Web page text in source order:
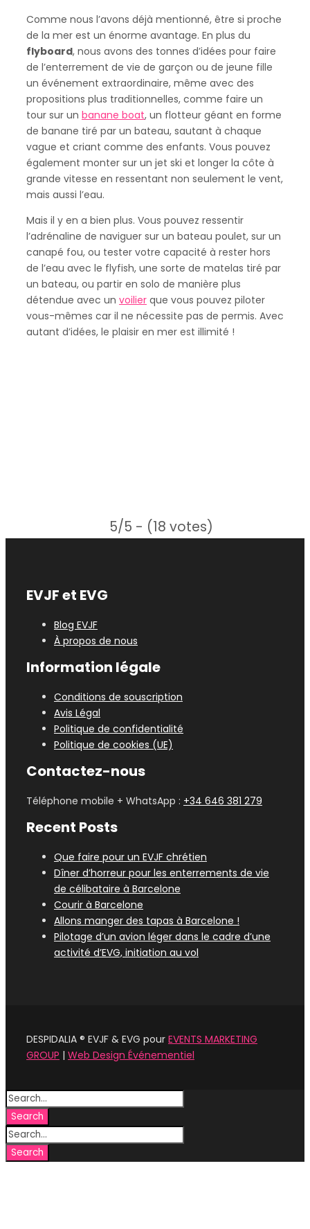
Comme nous l’avons déjà mentionné, être si proche
de la mer est un énorme avantage. En plus du
flyboard, nous avons des tonnes d’idées pour faire
de l’enterrement de vie de garçon ou de jeune fille
un événement extraordinaire, même avec des
propositions plus traditionnelles, comme faire un
tour sur un banane boat, un flotteur géant en forme
de banane tiré par un bateau, sautant à chaque
vague et criant comme des enfants. Vous pouvez
également monter sur un jet ski et longer la côte à
grande vitesse en ressentant non seulement le vent,
mais aussi l’eau.
Mais il y en a bien plus. Vous pouvez ressentir
l’adrénaline de naviguer sur un bateau poulet, sur un
canapé fou, ou tester votre capacité à rester hors
de l’eau avec le flyfish, une sorte de matelas tiré par
un bateau, ou partir en solo de manière plus
détendue avec un voilier que vous pouvez piloter
vous-mêmes car il ne nécessite pas de permis. Avec
autant d’idées, le plaisir en mer est illimité !
5/5 - (18 votes)
EVJF et EVG
Blog EVJF
À propos de nous
Information légale
Conditions de souscription
Avis Légal
Politique de confidentialité
Politique de cookies (UE)
Contactez-nous
Téléphone mobile + WhatsApp : +34 646 381 279
Recent Posts
Que faire pour un EVJF chrétien
Dîner d’horreur pour les enterrements de vie
de célibataire à Barcelone
Courir à Barcelone
Allons manger des tapas à Barcelone !
Pilotage d’un avion léger dans le cadre d’une
activité d’EVG, initiation au vol
DESPIDALIA ® EVJF & EVG pour EVENTS MARKETING
GROUP | Web Design Événementiel